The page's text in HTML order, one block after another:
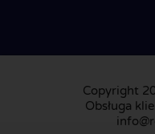
Copyright
Obsługa